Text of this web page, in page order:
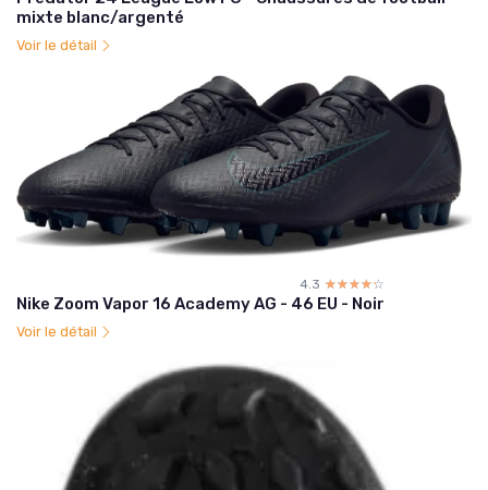
mixte blanc/argenté
Voir le détail
4.3 ☆☆☆☆☆
★★★★★
Nike Zoom Vapor 16 Academy AG - 46 EU - Noir
Voir le détail